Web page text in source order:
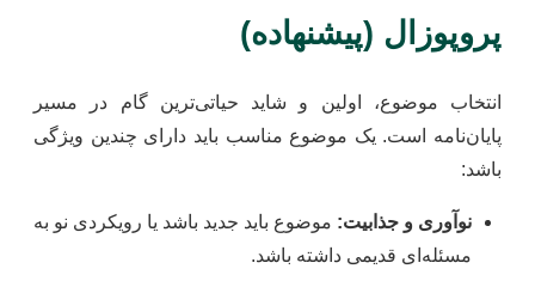
پروپوزال (پیشنهاده)
انتخاب موضوع، اولین و شاید حیاتی‌ترین گام در مسیر
پایان‌نامه است. یک موضوع مناسب باید دارای چندین ویژگی
باشد:
نوآوری و جذابیت: موضوع باید جدید باشد یا رویکردی نو به
مسئله‌ای قدیمی داشته باشد.